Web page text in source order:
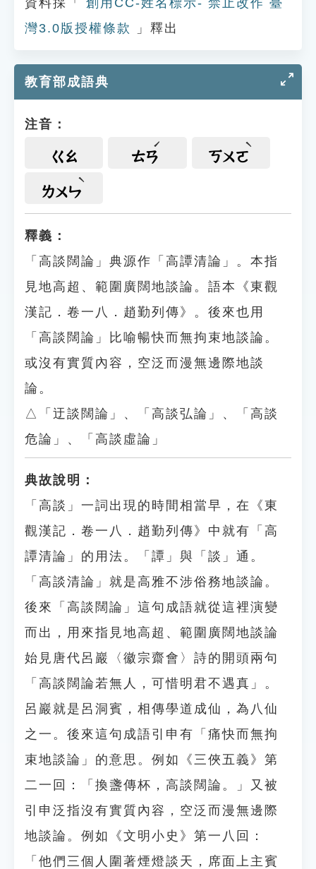
資料採「
創用CC-姓名標示- 禁止改作 臺
灣3.0版授權條款
」釋出
教育部成語典
注音：
ㄍㄠ ㄊㄢ ㄎㄨㄛ
ㄌㄨㄣ
釋義：
「高談闊論」典源作「高譚清論」。本指
見地高超、範圍廣闊地談論。語本《東觀
漢記．卷一八．趙勤列傳》。後來也用
「高談闊論」比喻暢快而無拘束地談論。
或沒有實質內容，空泛而漫無邊際地談
論。
△「迂談闊論」、「高談弘論」、「高談
危論」、「高談虛論」
典故說明：
「高談」一詞出現的時間相當早，在《東
觀漢記．卷一八．趙勤列傳》中就有「高
譚清論」的用法。「譚」與「談」通。
「高談清論」就是高雅不涉俗務地談論。
後來「高談闊論」這句成語就從這裡演變
而出，用來指見地高超、範圍廣闊地談論
始見唐代呂巖〈徽宗齋會〉詩的開頭兩句
「高談闊論若無人，可惜明君不遇真」。
呂巖就是呂洞賓，相傳學道成仙，為八仙
之一。後來這句成語引申有「痛快而無拘
束地談論」的意思。例如《三俠五義》第
二一回：「換盞傳杯，高談闊論。」又被
引申泛指沒有實質內容，空泛而漫無邊際
地談論。例如《文明小史》第一八回：
「他們三個人圍著煙燈談天，席面上主賓